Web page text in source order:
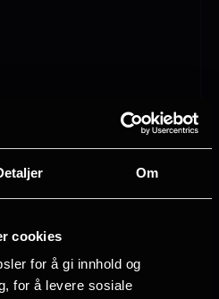
Om
cookies
for å gi innhold og
for å levere sosiale